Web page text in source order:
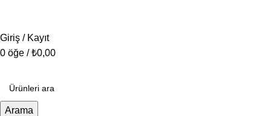
Giriş / Kayıt
0 öğe / ₺0,00
Arama